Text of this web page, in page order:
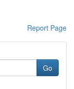
Report Page
Go